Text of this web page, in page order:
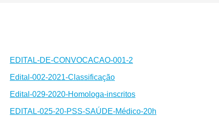
EDITAL-DE-CONVOCACAO-001-2
Edital-002-2021-Classificação
Edital-029-2020-Homologa-inscritos
EDITAL-025-20-PSS-SAÚDE-Médico-20h